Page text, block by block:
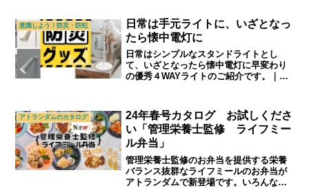
意識しよう！防災・防犯
日常は手元ライトに、いざとなっ
たら懐中電灯に
日常はシンプルなスタンドライトとし
て、いざとなったら懐中電灯に早変わり
の優秀４WAYライトのご紹介です。｜シ
アトランダムのカタログ
24年春号カタログ お試しくださ
い「管理栄養士監修 ライフミー
ル弁当」
管理栄養士監修のお弁当を提供する栄養
バランス抜群なライフミールのお弁当が
アトランダムで新登場です。いろんな味